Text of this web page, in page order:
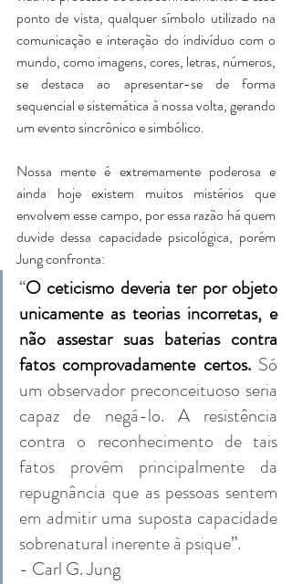
ponto de vista, qualquer símbolo utilizado na
comunicação e interação do indivíduo com o
mundo, como imagens, cores, letras, números,
se destaca ao apresentar-se de forma
sequencial e sistemática à nossa volta, gerando
um evento sincrônico e simbólico.
Nossa mente é extremamente poderosa e
ainda hoje existem muitos mistérios que
envolvem esse campo, por essa razão há quem
duvide dessa capacidade psicológica, porém
Jung confronta:
“O ceticismo deveria ter por objeto
unicamente as teorias incorretas, e
não assestar suas baterias contra
fatos comprovadamente certos. Só
um observador preconceituoso seria
capaz de negá-lo. A resistência
contra o reconhecimento de tais
fatos provém principalmente da
repugnância que as pessoas sentem
em admitir uma suposta capacidade
sobrenatural inerente à psique”.
- Carl G. Jung